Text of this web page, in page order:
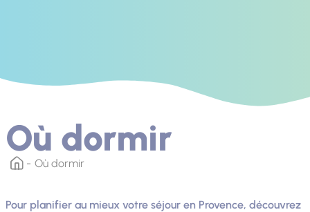
Où dormir
Où dormir
Pour planifier au mieux votre séjour en Provence, découvrez